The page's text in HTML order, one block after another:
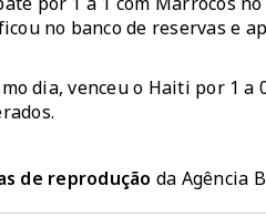
no banco de reservas e
dia,venceu o Haiti por 1 a
de reprodução da Agência